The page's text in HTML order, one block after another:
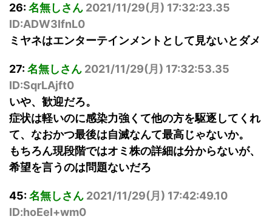
26:名無しさん 2021/11/29(月) 17:32:23.35
ID:ADW3lfnL0
ミヤネはエンターテインメントとして見ないとダメ
27:名無しさん 2021/11/29(月) 17:32:53.35
ID:SqrLAjft0
いや、歓迎だろ。
症状は軽いのに感染力強くて他の方を駆逐してくれ
て、なおかつ最後は自滅なんて最高じゃないか。
もちろん現段階ではオミ株の詳細は分からないが、
希望を言うのは問題ないだろ
45:名無しさん 2021/11/29(月) 17:42:49.10
ID:hoEeI+wm0